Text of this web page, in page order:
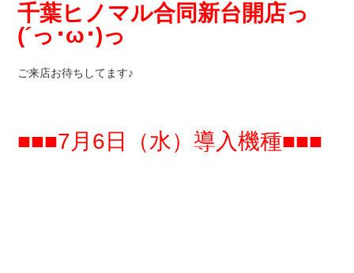
千葉ヒノマル合同新台開店っ
(´っ･ω･)っ
ご来店お待ちしてます♪
■■■7月6日（水）導入機種■■■